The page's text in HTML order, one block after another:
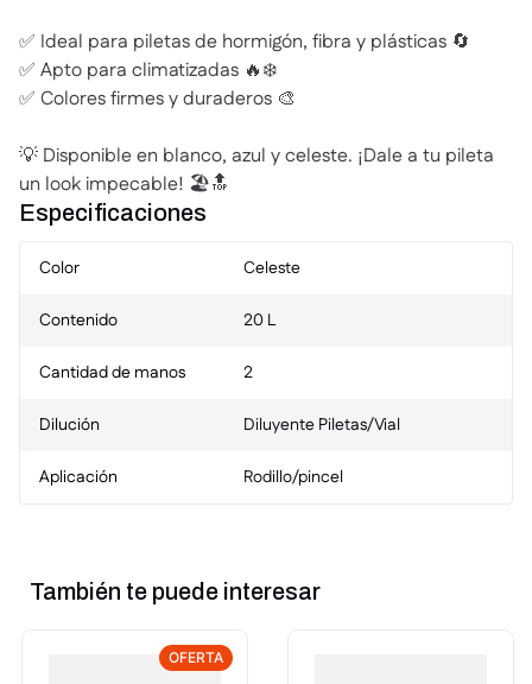
✅ Ideal para piletas de hormigón, fibra y plásticas 🔄
✅ Apto para climatizadas 🔥❄️
✅ Colores firmes y duraderos 🎨
💡 Disponible en blanco, azul y celeste. ¡Dale a tu pileta
un look impecable! 🏖️🔝
Especificaciones
Color Celeste
Contenido 20 L
Cantidad de manos 2
Dilución Diluyente Piletas/Vial
Aplicación Rodillo/pincel
También te puede interesar
OFERTA